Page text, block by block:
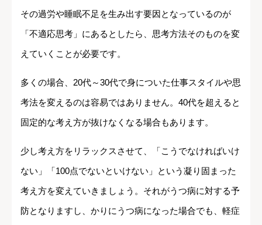
その過労や睡眠不足を生み出す要因となっているのが
「不適応思考」にあるとしたら、思考方法そのものを変
えていくことが必要です。
多くの場合、20代～30代で身についた仕事スタイルや思
考法を変えるのは容易ではありません。40代を超えると
固定的な考え方が抜けなくなる場合もあります。
少し考え方をリラックスさせて、「こうでなければいけ
ない」「100点でないといけない」という凝り固まった
考え方を変えていきましょう。それがうつ病に対する予
防となりますし、かりにうつ病になった場合でも、軽症